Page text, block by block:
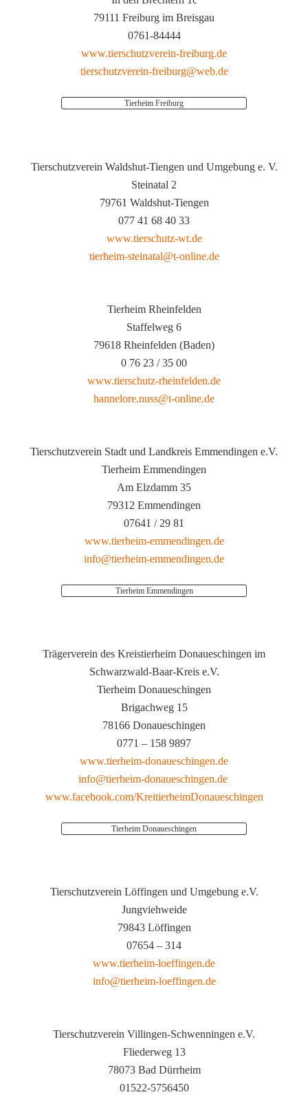
79111 Freiburg im Breisgau
0761-84444
www.tierschutzverein-freiburg.de
tierschutzverein-freiburg@web.de
Tierheim Freiburg
Tierschutzverein Waldshut-Tiengen und Umgebung e. V.
Steinatal 2
79761 Waldshut-Tiengen
077 41 68 40 33
www.tierschutz-wt.de
tierheim-steinatal@t-online.de
Tierheim Rheinfelden
Staffelweg 6
79618 Rheinfelden (Baden)
0 76 23 / 35 00
www.tierschutz-rheinfelden.de
hannelore.nuss@t-online.de
Tierschutzverein Stadt und Landkreis Emmendingen e.V.
Tierheim Emmendingen
Am Elzdamm 35
79312 Emmendingen
07641 / 29 81
www.tierheim-emmendingen.de
info@tierheim-emmendingen.de
Tierheim Emmendingen
Trägerverein des Kreistierheim Donaueschingen im
Schwarzwald-Baar-Kreis e.V.
Tierheim Donaueschingen
Brigachweg 15
78166 Donaueschingen
0771 – 158 9897
www.tierheim-donaueschingen.de
info@tierheim-donaueschingen.de
www.facebook.com/KreitierheimDonaueschingen
Tierheim Donaueschingen
Tierschutzverein Löffingen und Umgebung e.V.
Jungviehweide
79843 Löffingen
07654 – 314
www.tierheim-loeffingen.de
info@tierheim-loeffingen.de
Tierschutzverein Villingen-Schwenningen e.V.
Fliederweg 13
78073 Bad Dürrheim
01522-5756450